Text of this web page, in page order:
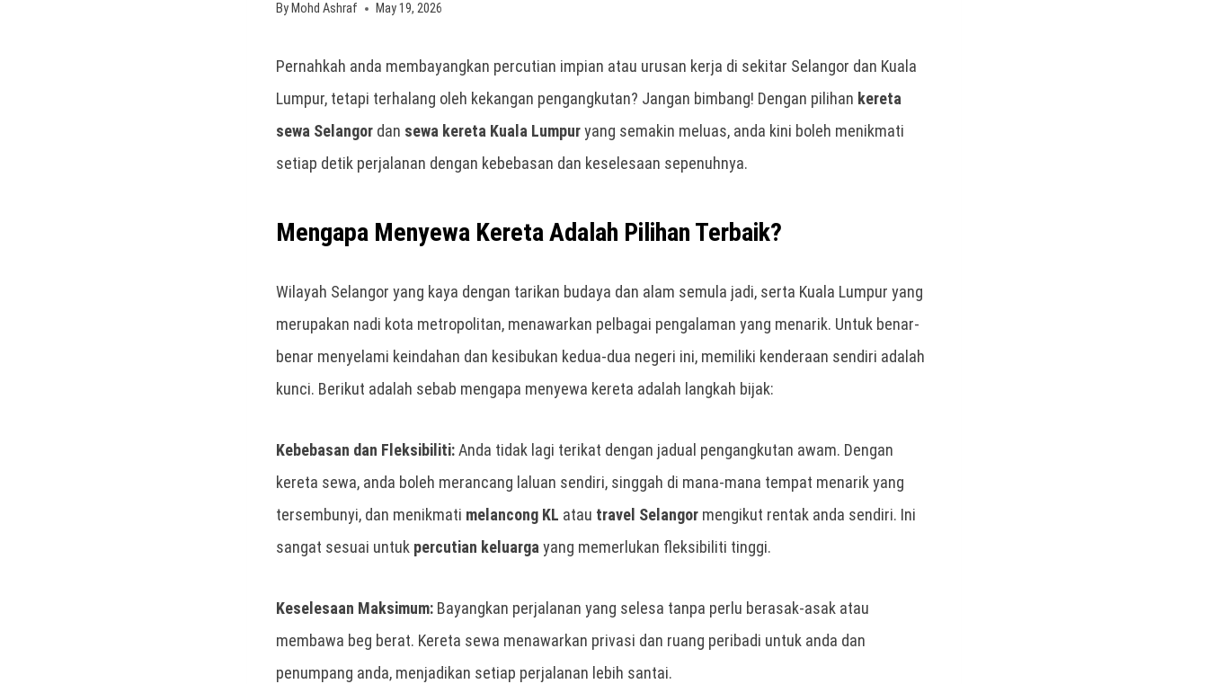
By Mohd Ashraf May 19, 2026
Pernahkah anda membayangkan percutian impian atau urusan kerja di sekitar Selangor dan Kuala
Lumpur, tetapi terhalang oleh kekangan pengangkutan? Jangan bimbang! Dengan pilihan kereta
sewa Selangor dan sewa kereta Kuala Lumpuryang semakin meluas, anda kini boleh menikmati
setiap detik perjalanan dengan kebebasan dan keselesaan sepenuhnya.
Mengapa Menyewa Kereta Adalah Pilihan Terbaik?
Wilayah Selangor yang kaya dengan tarikan budaya dan alam semula jadi, serta Kuala Lumpur yang
merupakan nadi kota metropolitan, menawarkan pelbagai pengalaman yang menarik. Untuk benar-
benar menyelami keindahan dan kesibukan kedua-dua negeri ini, memiliki kenderaan sendiri adalah
kunci. Berikut adalah sebab mengapa menyewa kereta adalah langkah bijak:
Kebebasan dan Fleksibiliti:Anda tidak lagi terikat dengan jadual pengangkutan awam. Dengan
kereta sewa, anda boleh merancang laluan sendiri, singgah di mana-mana tempat menarik yang
tersembunyi, dan menikmati melancong KL atau travel Selangor mengikut rentak anda sendiri. Ini
sangat sesuai untuk percutian keluargayang memerlukan fleksibiliti tinggi.
Keselesaan Maksimum: Bayangkan perjalanan yang selesa tanpa perlu berasak-asak atau
membawa beg berat. Kereta sewa menawarkan privasi dan ruang peribadi untuk anda dan
penumpang anda, menjadikan setiap perjalanan lebih santai.